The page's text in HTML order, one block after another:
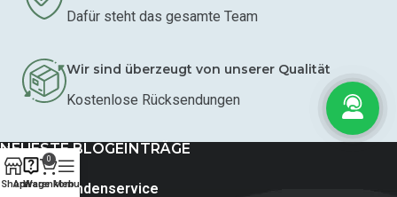
Dafür steht das gesamte Team
Wir sind überzeugt von unserer Qualität
Kostenlose Rücksendungen
NEUESTE BLOGEINTRÄGE
TOLYMP Kundenservice
ShopAnfrage
0
Warenkorb
Menu